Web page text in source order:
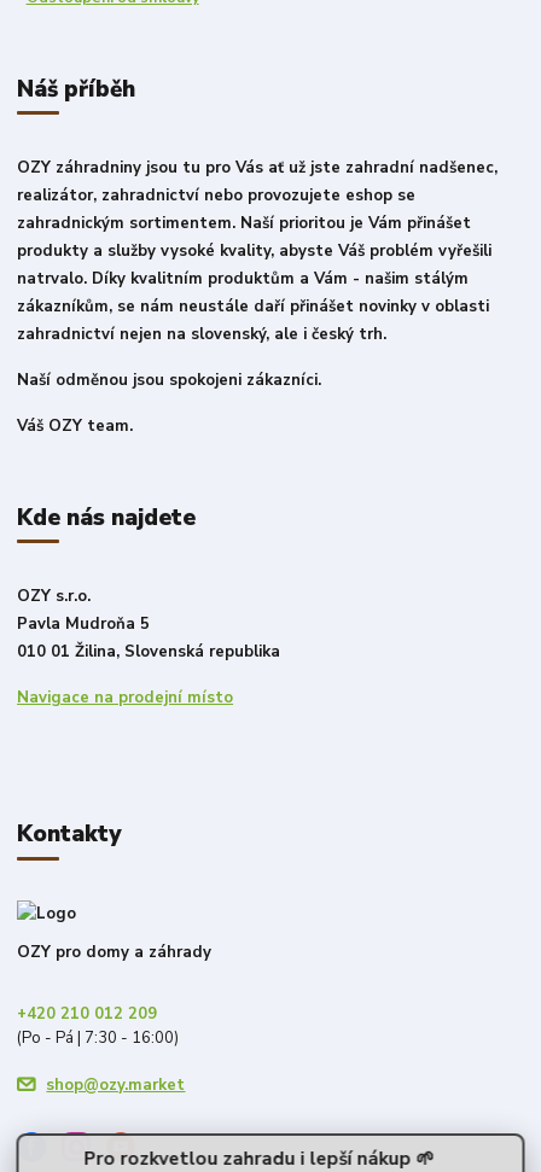
Náš příběh
OZY záhradniny jsou tu pro Vás ať už jste zahradní nadšenec,
realizátor, zahradnictví nebo provozujete eshop se
zahradnickým sortimentem. Naší prioritou je Vám přinášet
produkty a služby vysoké kvality, abyste Váš problém vyřešili
natrvalo. Díky kvalitním produktům a Vám - našim stálým
zákazníkům, se nám neustále daří přinášet novinky v oblasti
zahradnictví nejen na slovenský, ale i český trh.
Naší odměnou jsou spokojeni zákazníci.
Váš OZY team.
Kde nás najdete
OZY s.r.o.
Pavla Mudroňa 5
010 01 Žilina, Slovenská republika
Navigace na prodejní místo
Kontakty
OZY pro domy a záhrady
+420 210 012 209
(Po - Pá | 7:30 - 16:00)
shop@ozy.market
Pro rozkvetlou zahradu i lepší nákup 🌱